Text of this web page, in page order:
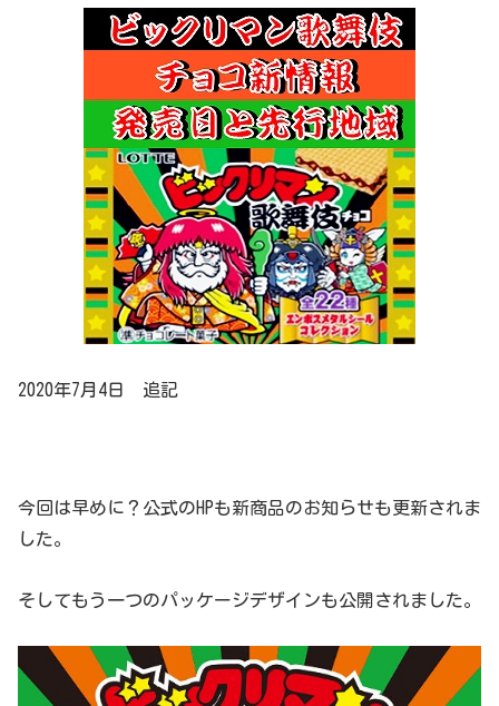
2020年7月4日 追記
今回は早めに？公式のHPも新商品のお知らせも更新されま
した。
そしてもう一つのパッケージデザインも公開されました。